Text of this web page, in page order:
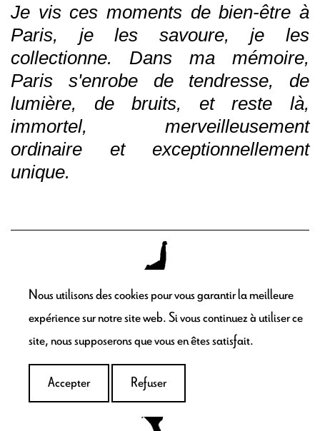
Je vis ces moments de bien-être à
Paris, je les savoure, je les
collectionne. Dans ma mémoire,
Paris s'enrobe de tendresse, de
lumière, de bruits, et reste là,
immortel, merveilleusement
ordinaire et exceptionnellement
unique.
Nous utilisons des cookies pour vous garantir la meilleure
expérience sur notre site web. Si vous continuez à utiliser ce
site, nous supposerons que vous en êtes satisfait.
Accepter Refuser